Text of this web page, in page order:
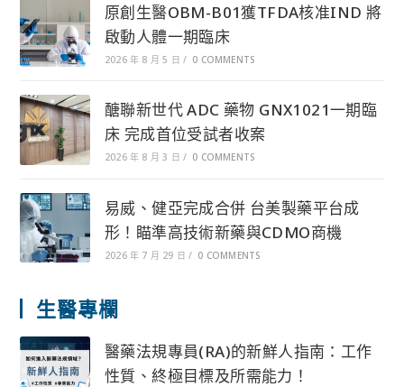
原創生醫OBM-B01獲TFDA核准IND 將
啟動人體一期臨床
2026 年 8 月 5 日 / 0 COMMENTS
醣聯新世代 ADC 藥物 GNX1021一期臨
床 完成首位受試者收案
2026 年 8 月 3 日 / 0 COMMENTS
易威、健亞完成合併 台美製藥平台成
形！瞄準高技術新藥與CDMO商機
2026 年 7 月 29 日 / 0 COMMENTS
生醫專欄
醫藥法規專員(RA)的新鮮人指南：工作
性質、終極目標及所需能力！